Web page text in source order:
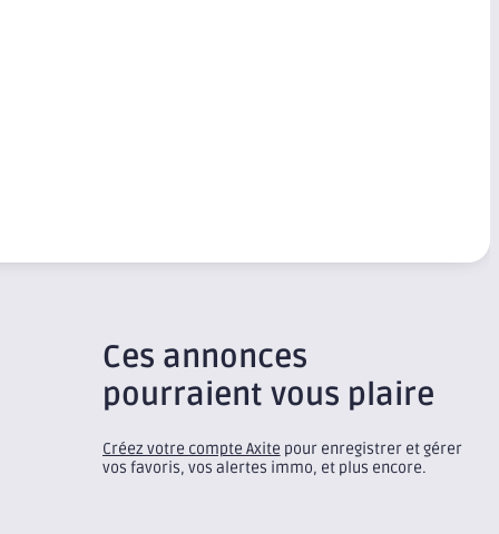
Ces annonces
pourraient vous plaire
Créez votre compte Axite pour enregistrer et gérer
vos favoris, vos alertes immo, et plus encore.